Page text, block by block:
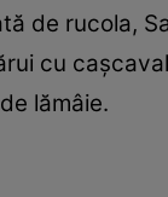
de rucola,
cu
lămâie.